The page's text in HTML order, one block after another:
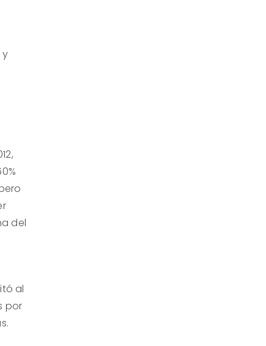
y
del
al
por